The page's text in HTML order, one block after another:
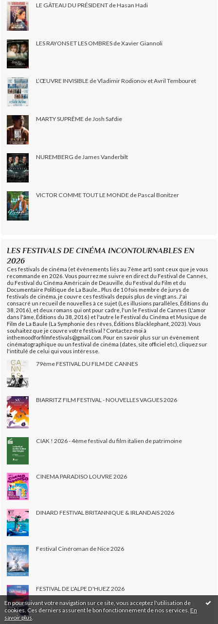
En poursuivant votre navigation sur ce site, vous acceptez l'utilisation de
cookies. Ces derniers assurent le bon fonctionnement de nos services. En
savoir plus
LE GÂTEAU DU PRÉSIDENT de Hasan Hadi
LES RAYONS ET LES OMBRES de Xavier Giannoli
L’ŒUVRE INVISIBLE de Vladimir Rodionov et Avril Tembouret
MARTY SUPRÊME de Josh Safdie
NUREMBERG de James Vanderbilt
VICTOR COMME TOUT LE MONDE de Pascal Bonitzer
LES FESTIVALS DE CINÉMA INCONTOURNABLES EN
2026
Ces festivals de cinéma (et évènements liés au 7ème art) sont ceux que je vous
recommande en 2026. Vous pourrez me suivre en direct du Festival de Cannes,
du Festival du Cinéma Américain de Deauville, du Festival du Film et du
Documentaire Politique de La Baule... Plus de 10 fois membre de jurys de
festivals de cinéma, je couvre ces festivals depuis plus de vingt ans. J'ai
consacré un recueil de nouvelles à ce sujet (Les illusions parallèles, Éditions du
38, 2016), et deux romans qui ont pour cadre, l'un le Festival de Cannes (L'amor
dans l'âme, Éditions du 38, 2016) et l'autre le Festival du Cinéma et Musique de
Film de La Baule (La Symphonie des rêves, Éditions Blacklephant, 2023). Vous
souhaitez que je couvre votre festival ? Contactez-moi à
inthemoodforfilmfestivals@gmail.com. Pour en savoir plus sur un évènement
cinématographique ou un festival de cinéma (dates, site officiel etc), cliquez sur
l'intitulé de celui qui vous intéresse.
79ème FESTIVAL DU FILM DE CANNES
BIARRITZ FILM FESTIVAL - NOUVELLES VAGUES 2026
CIAK ! 2026 - 4ème festival du film italien de patrimoine
CINEMA PARADISO LOUVRE 2026
DINARD FESTIVAL BRITANNIQUE & IRLANDAIS 2026
Festival Cinéroman de Nice 2026
FESTIVAL DE L'ALPE D'HUEZ 2026